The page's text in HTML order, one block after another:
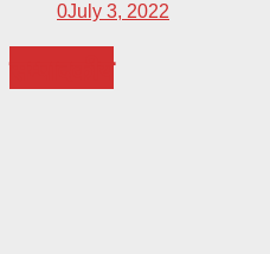
0July 3, 2022